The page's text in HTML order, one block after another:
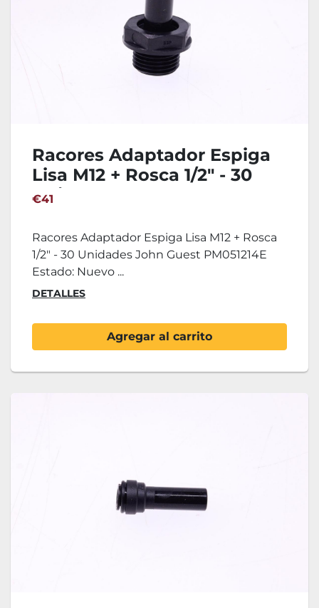
Racores Adaptador Espiga
Lisa M12 + Rosca 1/2" - 30
Unidades John Guest
€41
Racores Adaptador Espiga Lisa M12 + Rosca
1/2" - 30 Unidades John Guest PM051214E
Estado: Nuevo ...
DETALLES
Agregar al carrito